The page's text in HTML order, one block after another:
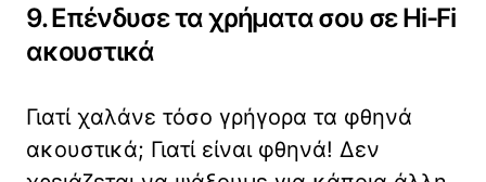
9. Επένδυσε τα χρήματα σου σε Hi-Fi
ακουστικά
Γιατί χαλάνε τόσο γρήγορα τα φθηνά
ακουστικά; Γιατί είναι φθηνά! Δεν